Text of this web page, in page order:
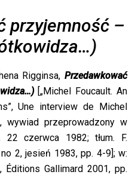
przyjemność –
Rigginsa, Przedawkować
[„Michel Foucault. An
Une interview de Michel
wywiad przeprowadzony w
22 czerwca 1982; tłum. F.
no 2, jesień 1983, pp. 4-9]; w:
Gallimard 2001, pp.